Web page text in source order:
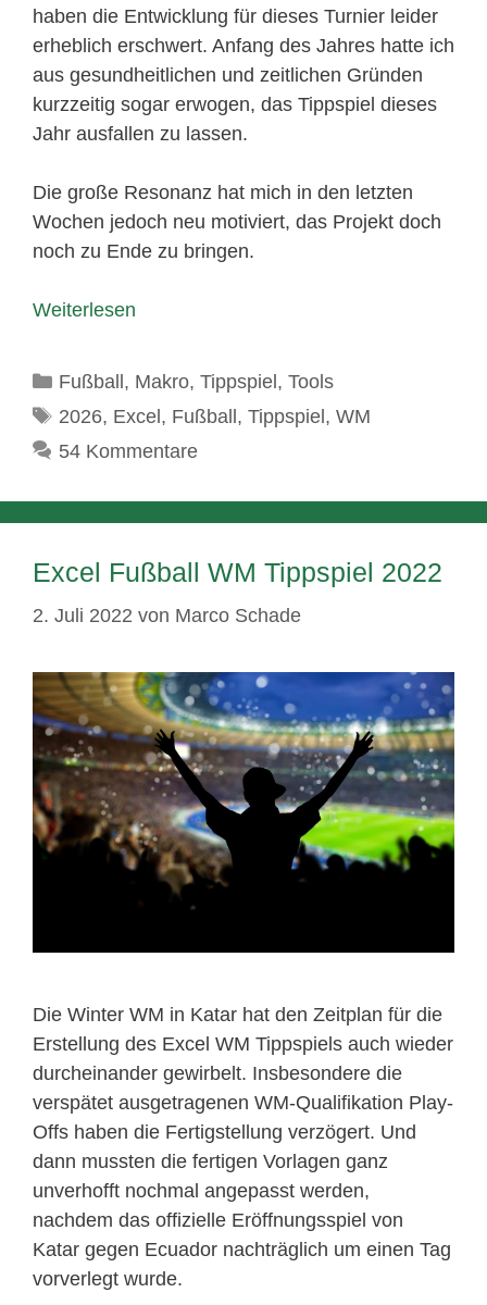
haben die Entwicklung für dieses Turnier leider
erheblich erschwert. Anfang des Jahres hatte ich
aus gesundheitlichen und zeitlichen Gründen
kurzzeitig sogar erwogen, das Tippspiel dieses
Jahr ausfallen zu lassen.
Die große Resonanz hat mich in den letzten
Wochen jedoch neu motiviert, das Projekt doch
noch zu Ende zu bringen.
Weiterlesen
Kategorien
Fußball, Makro, Tippspiel, Tools
Schlagwörter
2026, Excel, Fußball, Tippspiel, WM
54 Kommentare
Excel Fußball WM Tippspiel 2022
2. Juli 2022 von Marco Schade
Die Winter WM in Katar hat den Zeitplan für die
Erstellung des Excel WM Tippspiels auch wieder
durcheinander gewirbelt. Insbesondere die
verspätet ausgetragenen WM-Qualifikation Play-
Offs haben die Fertigstellung verzögert. Und
dann mussten die fertigen Vorlagen ganz
unverhofft nochmal angepasst werden,
nachdem das offizielle Eröffnungsspiel von
Katar gegen Ecuador nachträglich um einen Tag
vorverlegt wurde.